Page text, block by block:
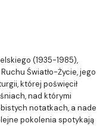
(1935-1985),
Światło-Życie, jego
której poświęcił
nad którymi
notatkach, a nade
pokolenia spotykają